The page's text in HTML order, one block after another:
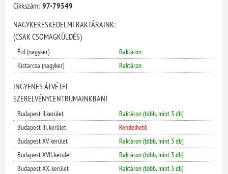
Cikkszám: 97-79549
NAGYKERESKEDELMI RAKTÁRAINK:
(CSAK CSOMAGKÜLDÉS)
Érd (nagyker)
Raktáron
Kistarcsa (nagyker)
Raktáron
INGYENES ÁTVÉTEL
SZERELVÉNYCENTRUMAINKBAN!
Budapest II.kerület
Raktáron (több, mint 3 db)
Budapest III. kerület
Rendelhető
Budapest XV. kerület
Raktáron (több, mint 3 db)
Budapest XVII. kerület
Raktáron (több, mint 3 db)
Budapest XX. kerület
Raktáron (több, mint 3 db)